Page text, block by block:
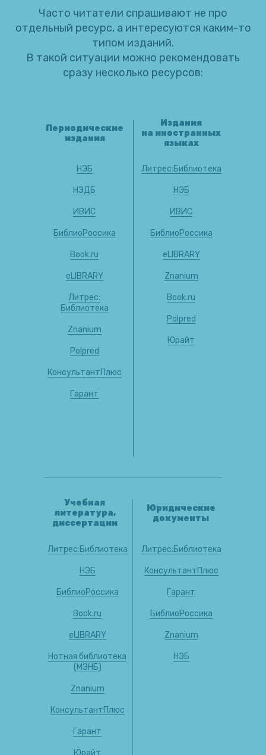
Часто читатели спрашивают не про
отдельный ресурс, а интересуются каким-то
типом изданий.
В такой ситуации можно рекомендовать
сразу несколько ресурсов:
НЭБ
НЭДБ
ИВИС
БиблиоРоссика
Book.ru
eLIBRARY
Литрес:
Библиотека
Znanium
Polpred
КонсультантПлюс
Гарант
Периодические
издания
Издания
на иностранных
языках
Учебная
литература,
диссертации
Литрес:Библиотека
НЭБ
ИВИС
БиблиоРоссика
eLIBRARY
Znanium
Book.ru
Polpred
Юрайт
Юридические
документы
Литрес:Библиотека
НЭБ
БиблиоРоссика
Book.ru
eLIBRARY
Нотная библиотека
(МЭНБ)
Znanium
КонсультантПлюс
Гарант
Юрайт
Литрес:Библиотека
КонсультантПлюс
Гарант
БиблиоРоссика
Znanium
НЭБ